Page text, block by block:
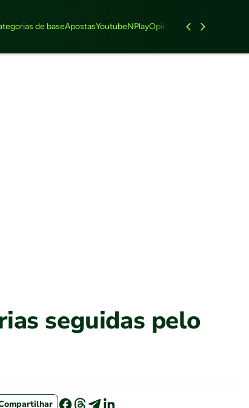
de baseApostasYoutubeNPlayOpinião Feminino
seguidas pelo